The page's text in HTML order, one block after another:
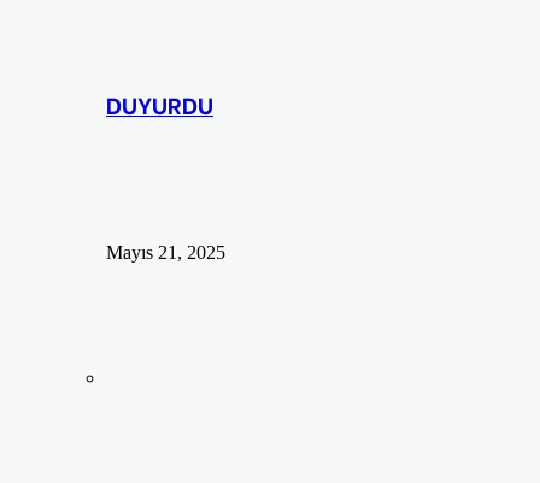
DUYURDU
Mayıs 21, 2025